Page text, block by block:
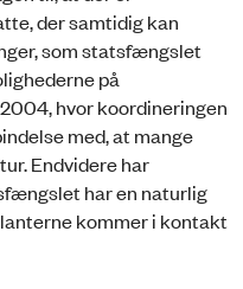
der samtidig kan
som statsfængslet
på
hvor koordineringen
med, at mange
Endvidere har
har en naturlig
kommer i kontakt